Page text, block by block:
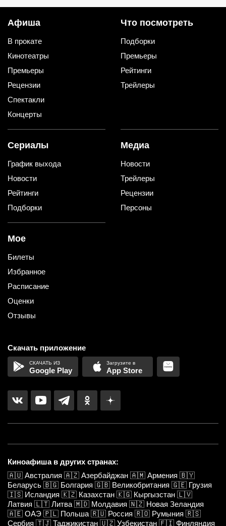
Афиша
В прокате
Кинотеатры
Премьеры
Рецензии
Спектакли
Концерты
Что посмотреть
Подборки
Премьеры
Рейтинги
Трейлеры
Сериалы
График выхода
Новости
Рейтинги
Подборки
Медиа
Новости
Трейлеры
Рецензии
Персоны
Мое
Билеты
Избранное
Расписание
Оценки
Отзывы
Скачать приложение
Google Play App Store
Киноафиша в других странах:
🇦🇺 Австралия 🇦🇿 Азербайджан 🇦🇲 Армения 🇧🇾
Беларусь 🇧🇬 Болгария 🇬🇧 Великобритания 🇬🇪 Грузия
🇮🇸 Исландия 🇰🇿 Казахстан 🇰🇬 Кыргызстан 🇱🇻
Латвия 🇱🇹 Литва 🇲🇩 Молдавия 🇳🇿 Новая Зеландия
🇦🇪 ОАЭ 🇵🇱 Польша 🇷🇺 Россия 🇷🇴 Румыния 🇷🇸
Сербия 🇹🇯 Таджикистан 🇺🇿 Узбекистан 🇫🇮 Финляндия